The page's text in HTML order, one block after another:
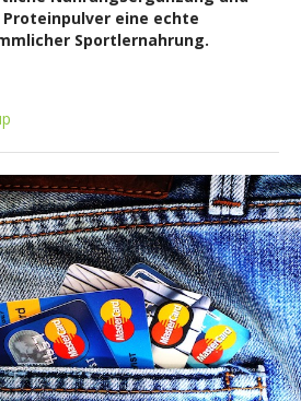
eine echte
Sportlernahrung.